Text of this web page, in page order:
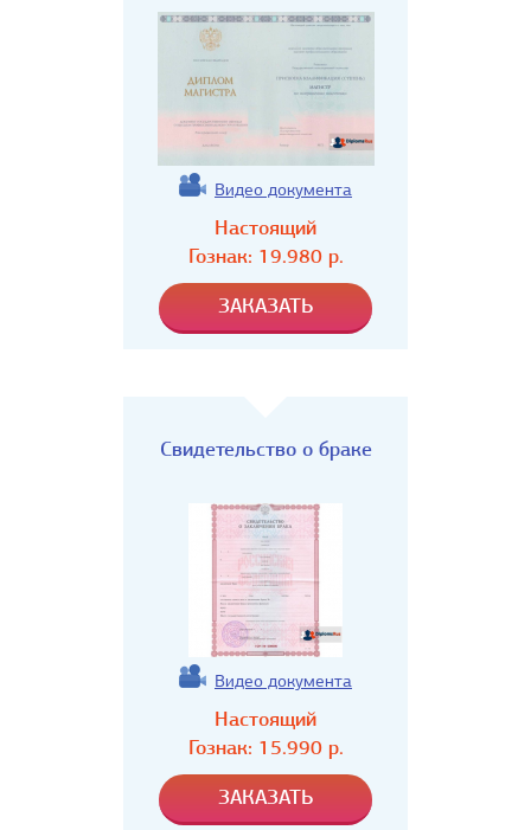
Видео документа
Настоящий
Гознак: 19.980р.
Свидетельство о браке
Видео документа
Настоящий
Гознак: 15.990р.